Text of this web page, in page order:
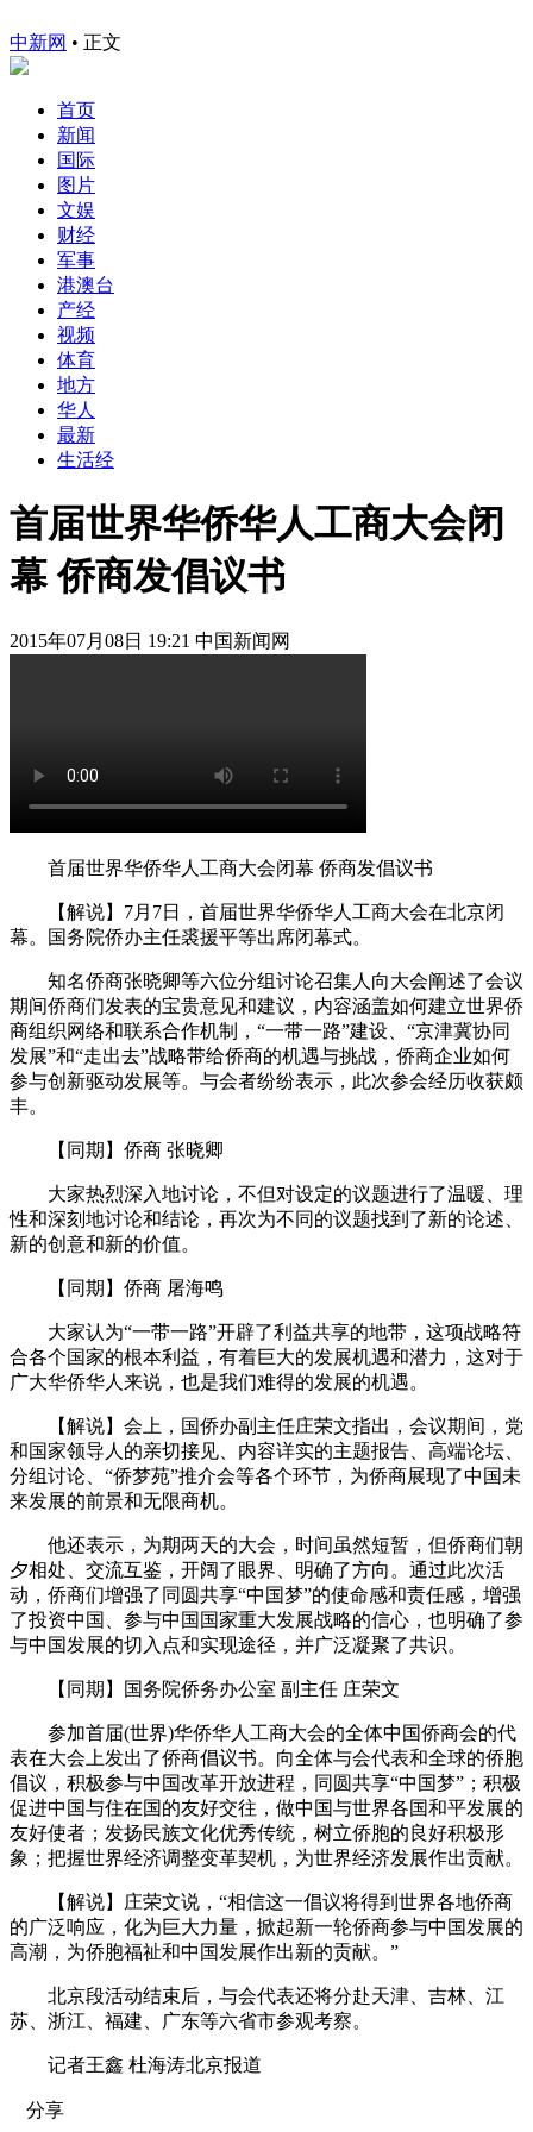
中新网 • 正文
首页
新闻
国际
图片
文娱
财经
军事
港澳台
产经
视频
体育
地方
华人
最新
生活经
首届世界华侨华人工商大会闭
幕 侨商发倡议书
2015年07月08日 19:21 中国新闻网
首届世界华侨华人工商大会闭幕 侨商发倡议书
【解说】7月7日，首届世界华侨华人工商大会在北京闭
幕。国务院侨办主任裘援平等出席闭幕式。
知名侨商张晓卿等六位分组讨论召集人向大会阐述了会议
期间侨商们发表的宝贵意见和建议，内容涵盖如何建立世界侨
商组织网络和联系合作机制，“一带一路”建设、“京津冀协同
发展”和“走出去”战略带给侨商的机遇与挑战，侨商企业如何
参与创新驱动发展等。与会者纷纷表示，此次参会经历收获颇
丰。
【同期】侨商 张晓卿
大家热烈深入地讨论，不但对设定的议题进行了温暖、理
性和深刻地讨论和结论，再次为不同的议题找到了新的论述、
新的创意和新的价值。
【同期】侨商 屠海鸣
大家认为“一带一路”开辟了利益共享的地带，这项战略符
合各个国家的根本利益，有着巨大的发展机遇和潜力，这对于
广大华侨华人来说，也是我们难得的发展的机遇。
【解说】会上，国侨办副主任庄荣文指出，会议期间，党
和国家领导人的亲切接见、内容详实的主题报告、高端论坛、
分组讨论、“侨梦苑”推介会等各个环节，为侨商展现了中国未
来发展的前景和无限商机。
他还表示，为期两天的大会，时间虽然短暂，但侨商们朝
夕相处、交流互鉴，开阔了眼界、明确了方向。通过此次活
动，侨商们增强了同圆共享“中国梦”的使命感和责任感，增强
了投资中国、参与中国国家重大发展战略的信心，也明确了参
与中国发展的切入点和实现途径，并广泛凝聚了共识。
【同期】国务院侨务办公室 副主任 庄荣文
参加首届(世界)华侨华人工商大会的全体中国侨商会的代
表在大会上发出了侨商倡议书。向全体与会代表和全球的侨胞
倡议，积极参与中国改革开放进程，同圆共享“中国梦”；积极
促进中国与住在国的友好交往，做中国与世界各国和平发展的
友好使者；发扬民族文化优秀传统，树立侨胞的良好积极形
象；把握世界经济调整变革契机，为世界经济发展作出贡献。
【解说】庄荣文说，“相信这一倡议将得到世界各地侨商
的广泛响应，化为巨大力量，掀起新一轮侨商参与中国发展的
高潮，为侨胞福祉和中国发展作出新的贡献。”
北京段活动结束后，与会代表还将分赴天津、吉林、江
苏、浙江、福建、广东等六省市参观考察。
记者王鑫 杜海涛北京报道
分享